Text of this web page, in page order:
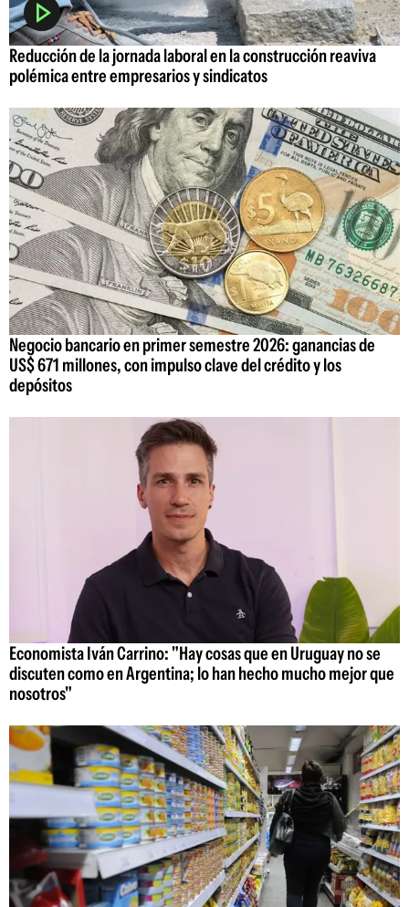
Reducción de la jornada laboral en la construcción reaviva
polémica entre empresarios y sindicatos
Negocio bancario en primer semestre 2026: ganancias de
US$ 671 millones, con impulso clave del crédito y los
depósitos
Economista Iván Carrino: "Hay cosas que en Uruguay no se
discuten como en Argentina; lo han hecho mucho mejor que
nosotros"